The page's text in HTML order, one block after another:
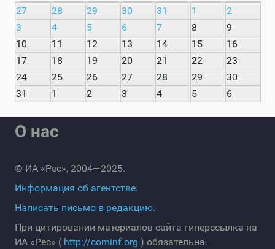
27
28 29 30 31 1
2
3
4 5 6 7 8
9
10
11 12 13 14 15
16
17
18 19 20 21 22
23
24
25 26 27 28 29
30
31
1 2 3 4 5 6
О нас
© ИА «Рес», 2004—2025.
Информация об агентстве.
Написать письмо в редакцию.
При цитировании материалов сайта гиперссылка на
ИА «Рес» ( http://cominf.org ) обязательна.